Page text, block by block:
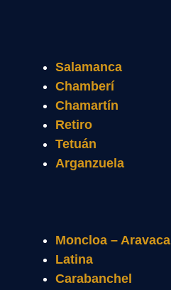
Salamanca
Chamberí
Chamartín
Retiro
Tetuán
Arganzuela
Moncloa – Aravaca
Latina
Carabanchel